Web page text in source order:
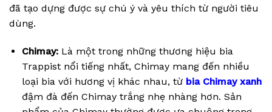
đã tạo dựng được sự chú ý và yêu thích từ người tiêu
dùng.
Chimay:Là một trong những thương hiệu bia
Trappist nổi tiếng nhất, Chimay mang đến nhiều
loại bia với hương vị khác nhau, từ bia Chimay xanh
đậm đà đến Chimay trắng nhẹ nhàng hơn. Sản